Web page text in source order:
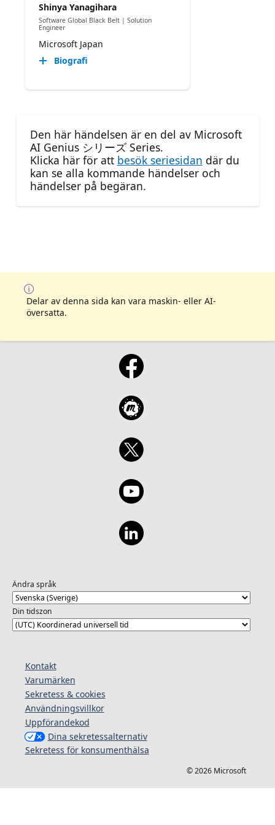
Shinya Yanagihara
Software Global Black Belt | Solution
Engineer
Microsoft Japan
Biografi
Den här händelsen är en del av Microsoft
AI Genius シリーズ Series.
Klicka här för att besök seriesidan där du
kan se alla kommande händelser och
händelser på begäran.
Delar av denna sida kan vara maskin- eller AI-
översatta.
Ändra språk
Din tidszon
Kontakt
Varumärken
Sekretess & cookies
Användningsvillkor
Uppförandekod
Dina sekretessalternativ
Sekretess för konsumenthälsa
© 2026 Microsoft